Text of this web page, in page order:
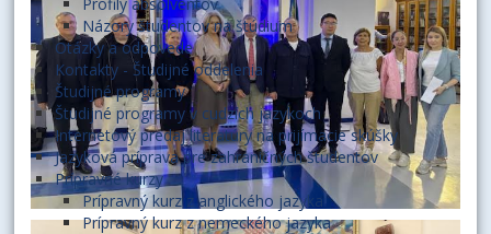
Názory študentov na štúdium
Otázky a odpovede
Kontakty - Študijné oddelenia
Študijné programy
Študijné programy v cudzích jazykoch
Internetový predaj literatúry na prijímacie skúšky
Jazyková príprava pre zahraničných študentov
Prípravné kurzy
Prípravný kurz z anglického jazyka
Prípravný kurz z nemeckého jazyka